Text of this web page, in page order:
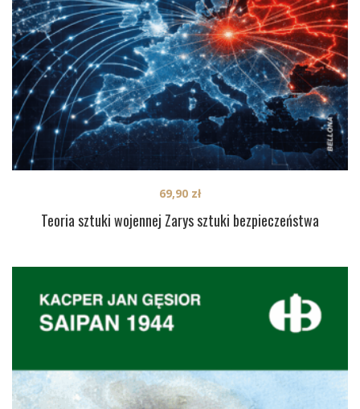
Teoria sztuki wojennej Zarys sztuki bezpieczeństwa
69,90 zł